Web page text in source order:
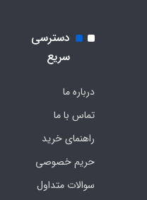
دسترسی
سریع
درباره ما
تماس با ما
راهنمای خرید
حریم خصوصی
سوالات متداول